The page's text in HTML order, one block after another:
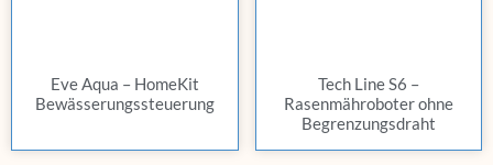
Eve Aqua – HomeKit
Bewässerungssteuerung
Tech Line S6 –
Rasenmähroboter ohne
Begrenzungsdraht